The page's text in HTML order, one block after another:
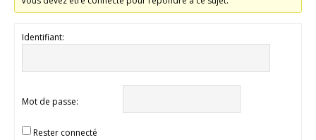
Identifiant:
Mot de passe:
Rester connecté